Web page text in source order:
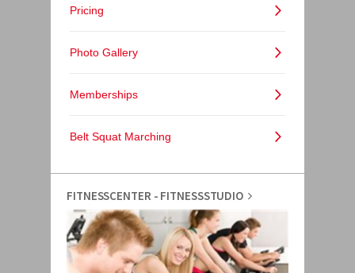
FITNESSCENTER - FITNESSSTUDIO